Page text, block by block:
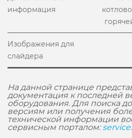
информация
Изображения для
слайдера
На данной странице
документация к последней
оборудования. Для поиска
версиям или получения
технической информации
сервисным порталом: